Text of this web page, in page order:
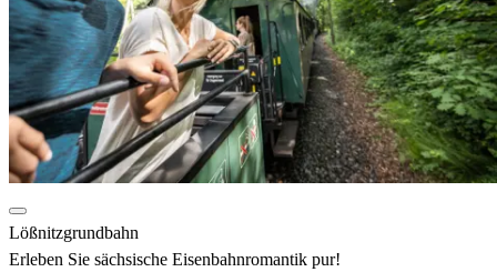
Lößnitzgrundbahn
Erleben Sie sächsische Eisenbahnromantik pur!